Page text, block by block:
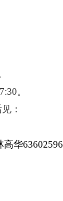
。
：
高华63602596